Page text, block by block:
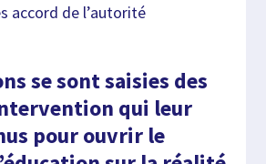
accord de l’autorité
se sont saisies des
qui leur
pour ouvrir le